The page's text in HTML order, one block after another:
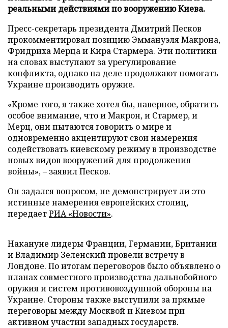
реальными действиями по вооружению Киева.
Пресс-секретарь президента Дмитрий Песков
прокомментировал позицию Эммануэля Макрона,
Фридриха Мерца и Кира Стармера. Эти политики
на словах выступают за урегулирование
конфликта, однако на деле продолжают помогать
Украине производить оружие.
«Кроме того, я также хотел бы, наверное, обратить
особое внимание, что и Макрон, и Стармер, и
Мерц, они пытаются говорить о мире и
одновременно акцентируют свои намерения
содействовать киевскому режиму в производстве
новых видов вооружений для продолжения
войны», – заявил Песков.
Он задался вопросом, не демонстрирует ли это
истинные намерения европейских столиц,
передаетРИА «Новости».
Накануне лидеры Франции, Германии, Британии
и Владимир Зеленский провели встречу в
Лондоне. По итогам переговоров было объявлено о
планах совместного производства дальнобойного
оружия и систем противовоздушной обороны на
Украине. Стороны также выступили за прямые
переговоры между Москвой и Киевом при
активном участии западных государств.